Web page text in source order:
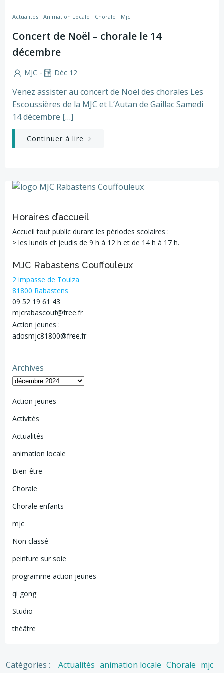
Actualités Animation Locale Chorale Mjc
Concert de Noël – chorale le 14
décembre
MJC - Déc 12
Venez assister au concert de Noël des chorales Les
Escoussières de la MJC et L’Autan de Gaillac Samedi
14 décembre […]
Continuer à lire
Horaires d’accueil
Accueil tout public durant les périodes scolaires :
> les lundis et jeudis de 9 h à 12 h et de 14 h à 17 h.
MJC Rabastens Couffouleux
2 impasse de Toulza
81800 Rabastens
09 52 19 61 43
mjcrabascouf@free.fr
Action jeunes :
adosmjc81800@free.fr
Archives
Action jeunes
Activités
Actualités
animation locale
Bien-être
Chorale
Chorale enfants
mjc
Non classé
peinture sur soie
programme action jeunes
qi gong
Studio
théâtre
Catégories : Actualités animation locale Chorale mjc